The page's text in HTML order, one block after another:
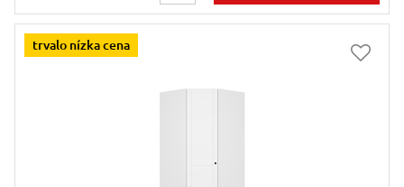
trvalo nízka cena